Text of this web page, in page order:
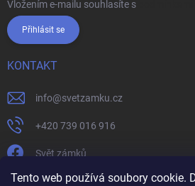
Tento web používá soubory cookie.
Vložením e-mailu souhlasíte s
Přihlásit se
KONTAKT
info@svetzamku.cz
+420 739 016 916
Svět zámků